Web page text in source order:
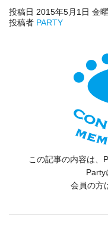
投稿日 2015年5月1日 金
投稿者 PARTY
この記事の内容は、
Party
会員の方